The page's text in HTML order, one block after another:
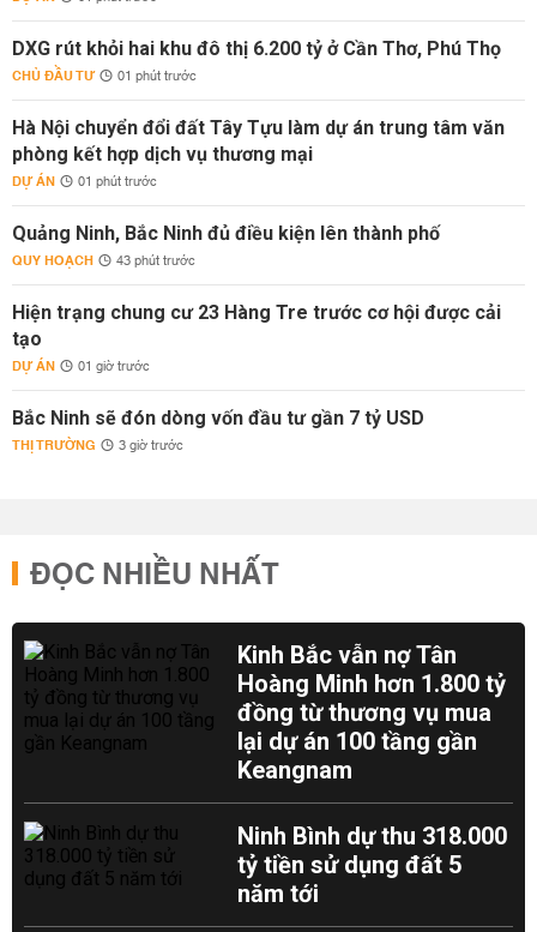
DXG rút khỏi hai khu đô thị 6.200 tỷ ở Cần Thơ, Phú Thọ
CHỦ ĐẦU TƯ 01 phút trước
Hà Nội chuyển đổi đất Tây Tựu làm dự án trung tâm văn
phòng kết hợp dịch vụ thương mại
DỰ ÁN 01 phút trước
Quảng Ninh, Bắc Ninh đủ điều kiện lên thành phố
QUY HOẠCH 43 phút trước
Hiện trạng chung cư 23 Hàng Tre trước cơ hội được cải
tạo
DỰ ÁN 01 giờ trước
Bắc Ninh sẽ đón dòng vốn đầu tư gần 7 tỷ USD
THỊ TRƯỜNG 3 giờ trước
ĐỌC NHIỀU NHẤT
Kinh Bắc vẫn nợ Tân
Hoàng Minh hơn 1.800 tỷ
đồng từ thương vụ mua
lại dự án 100 tầng gần
Keangnam
Ninh Bình dự thu 318.000
tỷ tiền sử dụng đất 5
năm tới